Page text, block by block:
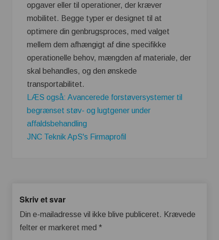
opgaver eller til operationer, der kræver
mobilitet. Begge typer er designet til at
optimere din genbrugsproces, med valget
mellem dem afhængigt af dine specifikke
operationelle behov, mængden af ​​materiale, der
skal behandles, og den ønskede
transportabilitet.
LÆS også: Avancerede forstøversystemer til
begrænset støv- og lugtgener under
affaldsbehandling
JNC Teknik ApS's Firmaprofil
Skriv et svar
Din e-mailadresse vil ikke blive publiceret. Krævede
felter er markeret med *